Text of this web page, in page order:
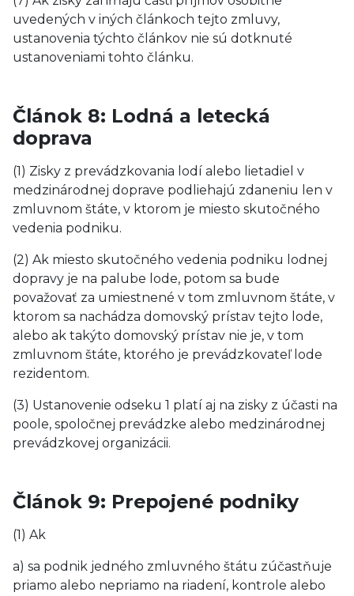
uvedených v iných článkoch tejto zmluvy,
ustanovenia týchto článkov nie sú dotknuté
ustanoveniami tohto článku.
Článok 8: Lodná a letecká
doprava
(1) Zisky z prevádzkovania lodí alebo lietadiel v
medzinárodnej doprave podliehajú zdaneniu len v
zmluvnom štáte, v ktorom je miesto skutočného
vedenia podniku.
(2) Ak miesto skutočného vedenia podniku lodnej
dopravy je na palube lode, potom sa bude
považovať za umiestnené v tom zmluvnom štáte, v
ktorom sa nachádza domovský prístav tejto lode,
alebo ak takýto domovský prístav nie je, v tom
zmluvnom štáte, ktorého je prevádzkovateľ lode
rezidentom.
(3) Ustanovenie odseku 1 platí aj na zisky z účasti na
poole, spoločnej prevádzke alebo medzinárodnej
prevádzkovej organizácii.
Článok 9: Prepojené podniky
(1) Ak
a) sa podnik jedného zmluvného štátu zúčastňuje
priamo alebo nepriamo na riadení, kontrole alebo